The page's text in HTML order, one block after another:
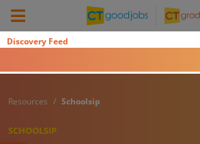
Discovery Feed
Resources Schoolsip
SCHOOLSIP